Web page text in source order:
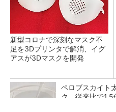
新型コロナで深刻なマスク不
足を3Dプリンタで解消、イグ
アスが3Dマスクを開発
ペロブスカイト
ク、従来比で1.5